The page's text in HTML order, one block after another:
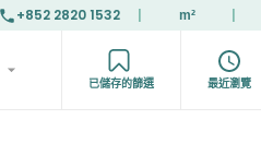
+852 2820 1532 m²
已儲存的篩選 最近瀏覽